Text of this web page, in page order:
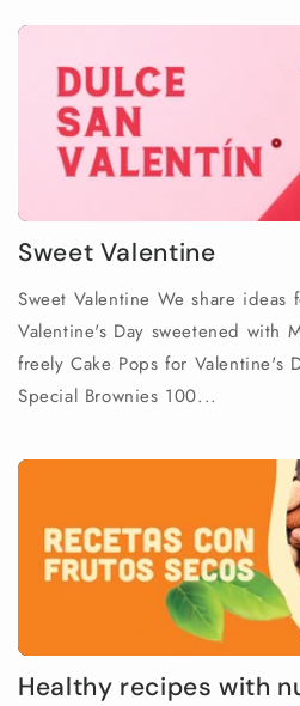
Sweet Valentine
Sweet Valentine We share ideas
Valentine's Day sweetened with
freely Cake Pops for
Special Brownies 100...
Healthy recipes with